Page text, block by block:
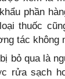
phần
thuốc
tác không
bỏ qua là
rửa sạch